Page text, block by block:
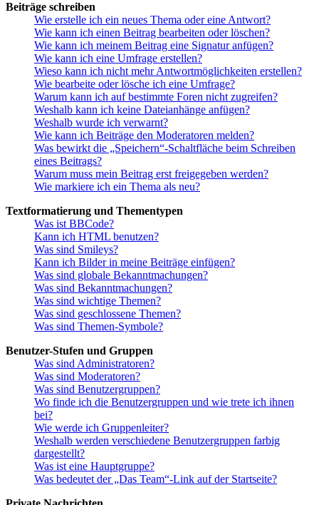
Beiträge schreiben
Wie erstelle ich ein neues Thema oder eine Antwort?
Wie kann ich einen Beitrag bearbeiten oder löschen?
Wie kann ich meinem Beitrag eine Signatur anfügen?
Wie kann ich eine Umfrage erstellen?
Wieso kann ich nicht mehr Antwortmöglichkeiten erstellen?
Wie bearbeite oder lösche ich eine Umfrage?
Warum kann ich auf bestimmte Foren nicht zugreifen?
Weshalb kann ich keine Dateianhänge anfügen?
Weshalb wurde ich verwarnt?
Wie kann ich Beiträge den Moderatoren melden?
Was bewirkt die „Speichern“-Schaltfläche beim Schreiben
eines Beitrags?
Warum muss mein Beitrag erst freigegeben werden?
Wie markiere ich ein Thema als neu?
Textformatierung und Thementypen
Was ist BBCode?
Kann ich HTML benutzen?
Was sind Smileys?
Kann ich Bilder in meine Beiträge einfügen?
Was sind globale Bekanntmachungen?
Was sind Bekanntmachungen?
Was sind wichtige Themen?
Was sind geschlossene Themen?
Was sind Themen-Symbole?
Benutzer-Stufen und Gruppen
Was sind Administratoren?
Was sind Moderatoren?
Was sind Benutzergruppen?
Wo finde ich die Benutzergruppen und wie trete ich ihnen
bei?
Wie werde ich Gruppenleiter?
Weshalb werden verschiedene Benutzergruppen farbig
dargestellt?
Was ist eine Hauptgruppe?
Was bedeutet der „Das Team“-Link auf der Startseite?